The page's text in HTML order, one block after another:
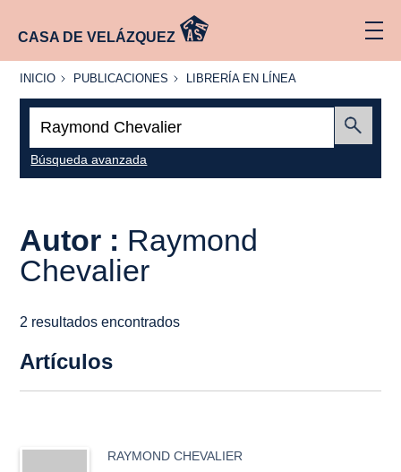
CASA DE VELÁZQUEZ
INICIO
INICIO PUBLICACIONES
PUBLICACIONES
LIBRERÍA
LÍNEA
LIBRERÍA EN LÍNEA
Búsqueda avanzada
Autor : Raymond
Chevalier
2 resultados encontrados
Artículos
RAYMOND CHEVALIER